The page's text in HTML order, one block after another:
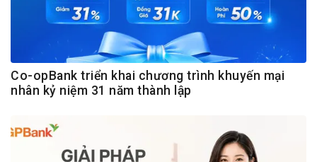
Co-opBank triển khai chương trình khuyến mại
nhân kỷ niệm 31 năm thành lập